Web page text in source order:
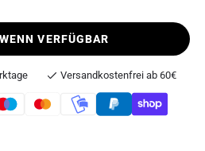
VERFÜGBAR
Versandkostenfrei ab 60€